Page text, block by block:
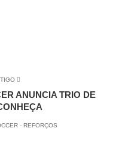
ANUNCIA TRIO DE